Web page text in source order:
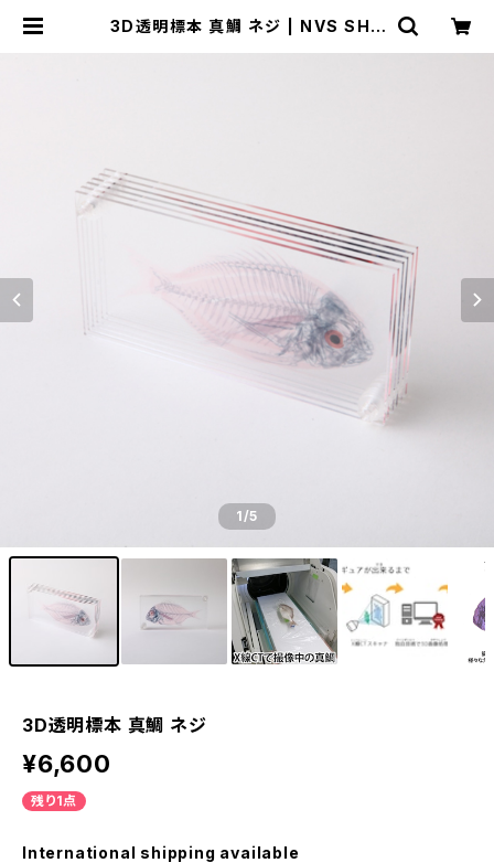
3D透明標本 真鯛 ネジ | NVS SHO
1/5
3D透明標本 真鯛 ネジ
¥6,600
残り1点
International shipping available